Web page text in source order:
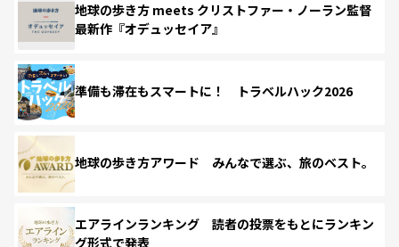
地球の歩き方 meets クリストファー・ノーラン監督
最新作『オデュッセイア』
準備も滞在もスマートに！ トラベルハック2026
地球の歩き方アワード みんなで選ぶ、旅のベスト。
エアラインランキング 読者の投票をもとにランキン
グ形式で発表